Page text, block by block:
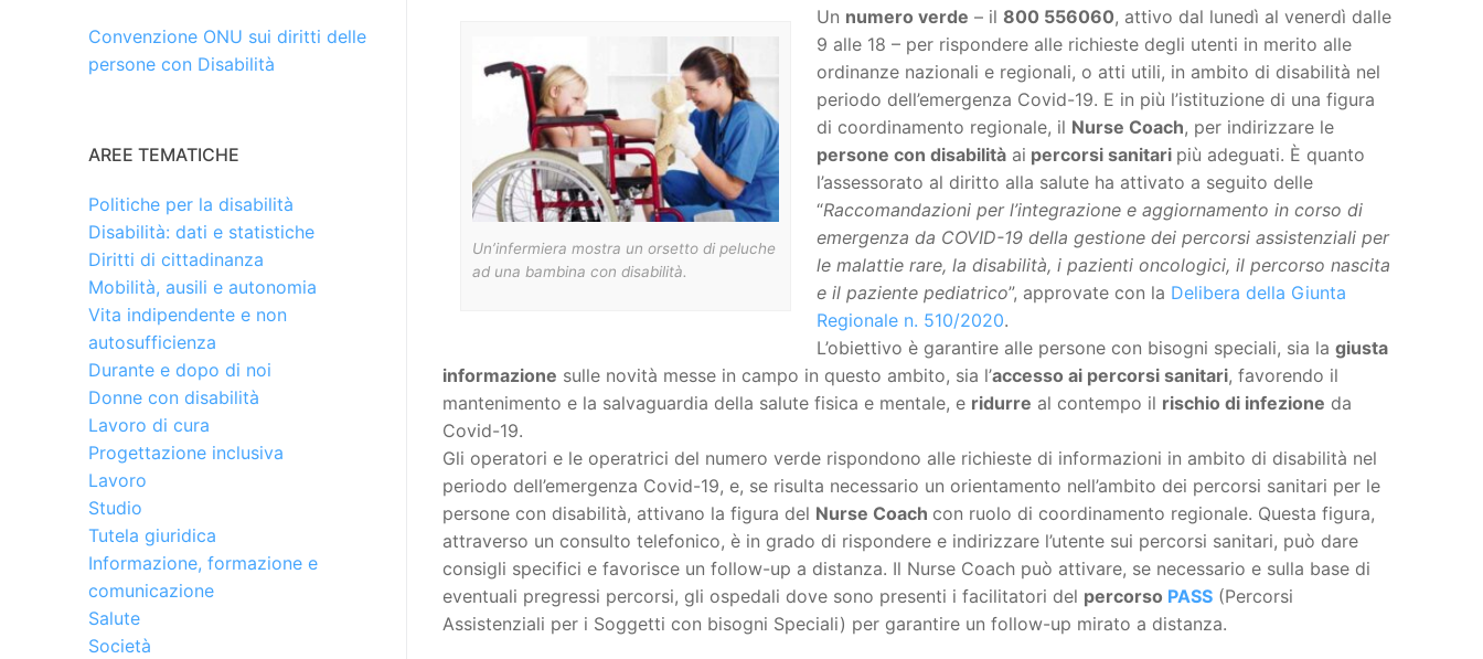
Un’infermiera mostra un orsetto di peluche
ad una bambina con disabilità.
Un numero verde – il 800 556060, attivo dal lunedì al venerdì dalle
9 alle 18 – per rispondere alle richieste degli utenti in merito alle
ordinanze nazionali e regionali, o atti utili, in ambito di disabilità nel
periodo dell’emergenza Covid-19. E in più l’istituzione di una figura
di coordinamento regionale, il Nurse Coach, per indirizzare le
persone con disabilitàai percorsi sanitari più adeguati. È quanto
l’assessorato al diritto alla salute ha attivato a seguito delle
“Raccomandazioni per l’integrazione e aggiornamento in corso di
emergenza da COVID-19 della gestione dei percorsi assistenziali per
le malattie rare, la disabilità, i pazienti oncologici, il percorso nascita
e il paziente pediatrico”, approvate con la Delibera della Giunta
Regionale n. 510/2020.
L’obiettivo è garantire alle persone con bisogni speciali, sia la giusta
informazione sulle novità messe in campo in questo ambito, sia l’accesso ai percorsi sanitari, favorendo il
mantenimento e la salvaguardia della salute fisica e mentale, e ridurre al contempo il rischio di infezione da
Covid-19.
Gli operatori e le operatrici del numero verde rispondono alle richieste di informazioni in ambito di disabilità nel
periodo dell’emergenza Covid-19, e, se risulta necessario un orientamento nell’ambito dei percorsi sanitari per le
persone con disabilità, attivano la figura del Nurse Coach con ruolo di coordinamento regionale. Questa figura,
attraverso un consulto telefonico, è in grado di rispondere e indirizzare l’utente sui percorsi sanitari, può dare
consigli specifici e favorisce un follow-up a distanza. Il Nurse Coach può attivare, se necessario e sulla base di
eventuali pregressi percorsi, gli ospedali dove sono presenti i facilitatori del percorso PASS (Percorsi
Assistenziali per i Soggetti con bisogni Speciali) per garantire un follow-up mirato a distanza.
Convenzione ONU sui diritti delle
persone con Disabilità
AREE TEMATICHE
Politiche per la disabilità
Disabilità: dati e statistiche
Diritti di cittadinanza
Mobilità, ausili e autonomia
Vita indipendente e non
autosufficienza
Durante e dopo di noi
Donne con disabilità
Lavoro di cura
Progettazione inclusiva
Lavoro
Studio
Tutela giuridica
Informazione, formazione e
comunicazione
Salute
Società